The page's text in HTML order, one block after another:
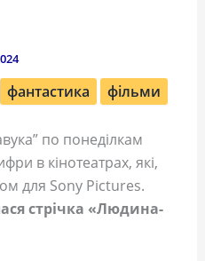
фантастика фільми
по понеділкам
в кінотеатрах, які,
для Sony Pictures.
стрічка «Людина-